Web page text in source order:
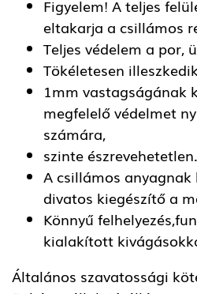
Figyelem! A teljes
eltakarja a csillámos
Teljes védelem a por,
Tökéletesen
1mm vastagságának
megfelelő védelmet
számára,
szinte észrevehetetlen.
A csillámos
divatos kiegészítő a
Könnyű
kialakított
Általános szavatossági